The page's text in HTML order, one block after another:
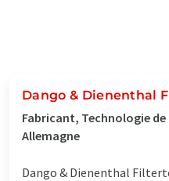
Dango & Dienenthal
Fabricant, Technologie
Allemagne
Dango & Dienenthal